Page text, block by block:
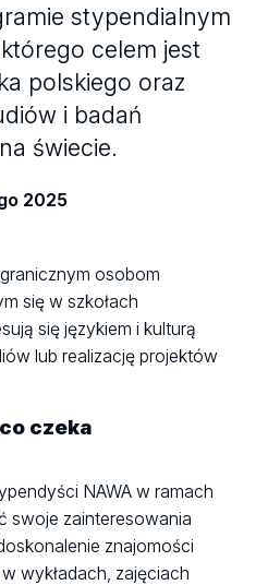
stypendialnym
celem jest
polskiego oraz
i badań
świecie.
2025
osobom
się w szkołach
się językiem i kulturą
lub realizację projektów
czeka
NAWA w ramach
swoje zainteresowania
znajomości
wykładach, zajęciach